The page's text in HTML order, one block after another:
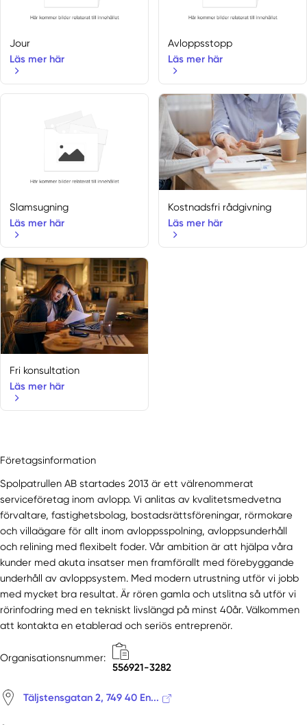
Uppsala län
Bålsta
Järlåsa
Örsundsbro
Storvreta
Uppsala län
Björklinge
Grillby
Skokloster
Vänge
Bälinge
Enköping
Håbo
Heby
Jour
Läs mer här
Avloppsstopp
Läs mer här
Slamsugning
Läs mer här
Kostnadsfri rådgivning
Läs mer här
Fri konsultation
Läs mer här
Företagsinformation
Spolpatrullen AB startades 2013 är ett välrenommerat
serviceföretag inom avlopp. Vi anlitas av kvalitetsmedvetna
förvaltare, fastighetsbolag, bostadsrättsföreningar, rörmokare
och villaägare för allt inom avloppsspolning, avloppsunderhåll
och relining med flexibelt foder. Vår ambition är att hjälpa våra
kunder med akuta insatser men framförallt med förebyggande
underhåll av avloppsystem. Med modern utrustning utför vi jobb
med mycket bra resultat. Är rören gamla och utslitna så utför vi
rörinfodring med en tekniskt livslängd på minst 40år. Välkommen
att kontakta en etablerad och seriös entreprenör.
Organisationsnummer:
556921-3282
Täljstensgatan 2, 749 40 En...